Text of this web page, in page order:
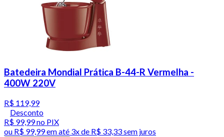
Batedeira Mondial Prática B-44-R Vermelha -
400W 220V
R$ 119,99
Desconto
R$ 99,99no PIX
ou R$ 99,99em até 3x de R$ 33,33 sem juros